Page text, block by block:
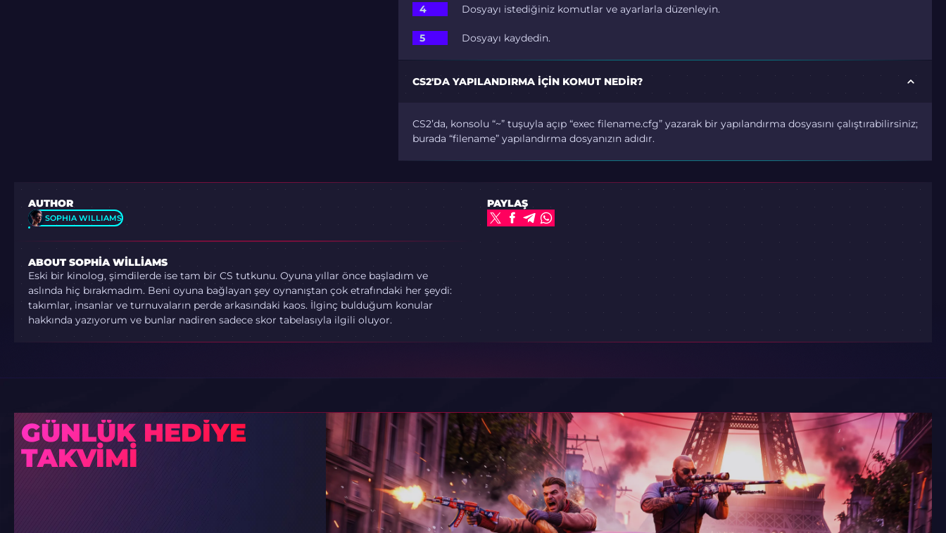
Dosyayı istediğiniz komutlar ve ayarlarla düzenleyin.
Dosyayı kaydedin.
CS2'DA YAPILANDIRMA IÇIN KOMUT NEDIR?
CS2’da, konsolu “~” tuşuyla açıp “exec filename.cfg” yazarak bir yapılandırma dosyasını çalıştırabilirsiniz;
burada “filename” yapılandırma dosyanızın adıdır.
AUTHOR
SOPHIA WILLIAMS
ABOUT SOPHIA WILLIAMS
Eski bir kinolog, şimdilerde ise tam bir CS tutkunu. Oyuna yıllar önce başladım ve
aslında hiç bırakmadım. Beni oyuna bağlayan şey oynanıştan çok etrafındaki her şeydi:
takımlar, insanlar ve turnuvaların perde arkasındaki kaos. İlginç bulduğum konular
hakkında yazıyorum ve bunlar nadiren sadece skor tabelasıyla ilgili oluyor.
PAYLAŞ
GÜNLÜK HEDIYE
TAKVIMI